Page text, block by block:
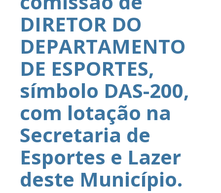
DIRETOR DO
DEPARTAMENTO
DE ESPORTES,
símbolo DAS-200,
com lotação na
Secretaria de
Esportes e Lazer
deste Município.